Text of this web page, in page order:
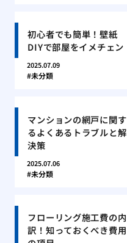
初心者でも簡単！壁紙
DIYで部屋をイメチェン
2025.07.09
未分類
マンションの網戸に関す
るよくあるトラブルと解
決策
2025.07.06
未分類
フローリング施工費の内
訳！知っておくべき費用